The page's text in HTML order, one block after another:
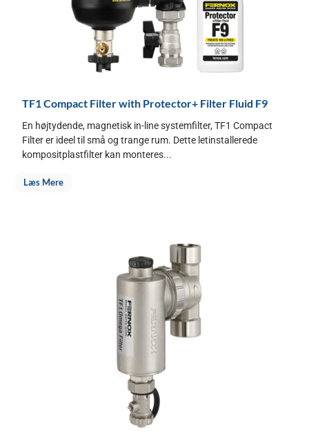
TF1 Compact Filter with Protector+ Filter Fluid F9
En højtydende, magnetisk in-line systemfilter, TF1 Compact
Filter er ideel til små og trange rum. Dette letinstallerede
kompositplastfilter kan monteres...
Læs Mere